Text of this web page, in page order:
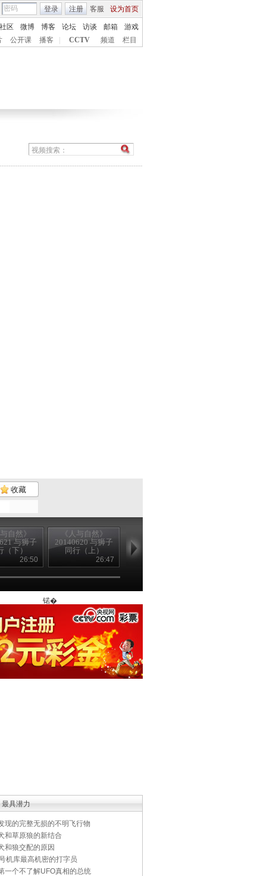
客服 设为首页
登录 注册
社区 微博 博客 论坛 访谈 邮箱
游戏
公开课 播客 CCTV 频道 栏目
收藏
与自然》
与狮子
（下）
26:50
《人与自然》
20140620 与狮子
同行（上）
26:47
20140619 漫漫成
锘�
最具潜力
现的完整无损的不明飞行物
和草原狼的新结合
和狼交配的原因
机库最高机密的打字员
一个不了解UFO真相的总统